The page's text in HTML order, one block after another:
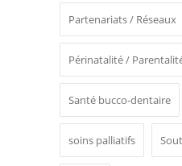
Partenariats / Réseaux
Périnatalité /
Santé bucco-dentaire
soins palliatifs